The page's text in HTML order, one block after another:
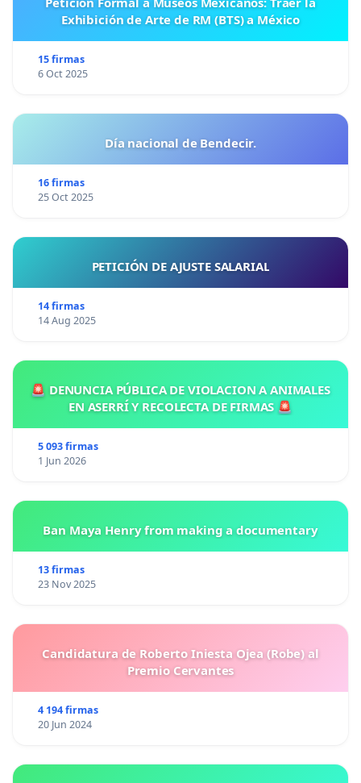
Exhibición de Arte de RM (BTS) a México
15 firmas
6 Oct 2025
Día nacional de Bendecir.
16 firmas
25 Oct 2025
PETICIÓN DE AJUSTE SALARIAL
14 firmas
14 Aug 2025
🚨 DENUNCIA PÚBLICA DE VIOLACION A ANIMALES
EN ASERRÍ Y RECOLECTA DE FIRMAS 🚨
5 093 firmas
1 Jun 2026
Ban Maya Henry from making a documentary
13 firmas
23 Nov 2025
Candidatura de Roberto Iniesta Ojea (Robe) al
Premio Cervantes
4 194 firmas
20 Jun 2024